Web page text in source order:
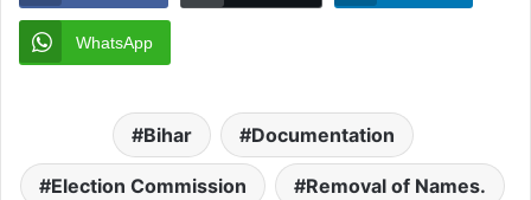
WhatsApp
Bihar Documentation
Election Commission Removal of Names.